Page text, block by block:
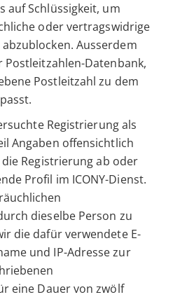
auf Schlüssigkeit, um
oder vertragswidrige
Ausserdem
Datenbank,
Postleitzahl zu dem
Registrierung als
Angaben offensichtlich
Registrierung ab oder
Profil im ICONY-Dienst.
dieselbe Person zu
die dafür verwendete E-
und IP-Adresse zur
eine Dauer von zwölf